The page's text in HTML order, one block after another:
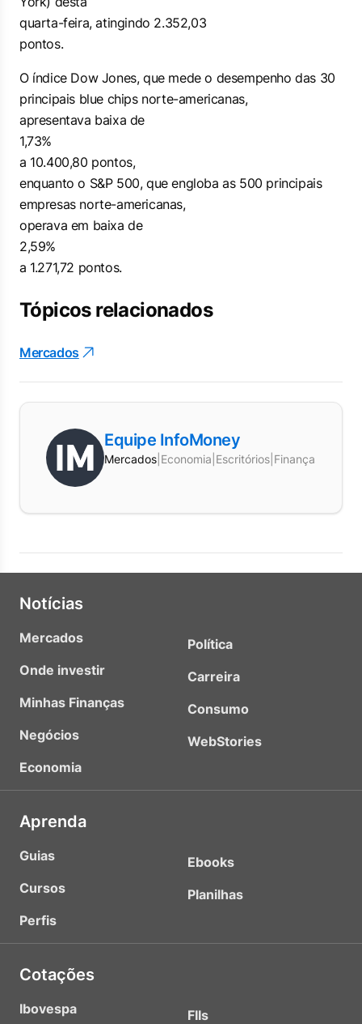
quarta-feira, atingindo 2.352,03
pontos.
O índice Dow Jones, que mede o desempenho das 30
principais blue chipsnorte-americanas,
apresentava baixa de
1,73%
a 10.400,80 pontos,
enquanto o S&P 500, que engloba as 500 principais
empresas norte-americanas,
operava em baixa de
2,59%
a 1.271,72 pontos.
Tópicos relacionados
Mercados
Equipe InfoMoney
Mercados Economia Escritórios Finanças
Notícias
Mercados
Onde investir
Minhas Finanças
Negócios
Economia
Política
Carreira
Consumo
WebStories
Aprenda
Guias
Cursos
Perfis
Ebooks
Planilhas
Cotações
Ibovespa
FIIs